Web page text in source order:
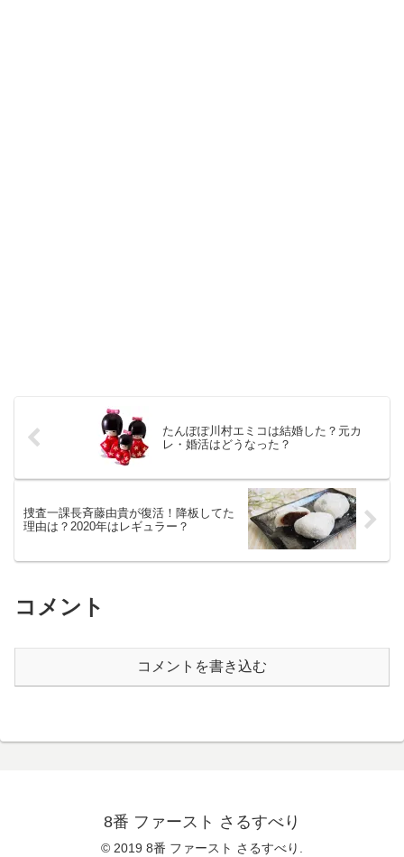
たんぽぽ川村エミコは結婚した？元カ
レ・婚活はどうなった？
捜査一課長斉藤由貴が復活！降板してた
理由は？2020年はレギュラー？
コメント
コメントを書き込む
8番 ファースト さるすべり
© 2019 8番 ファースト さるすべり.